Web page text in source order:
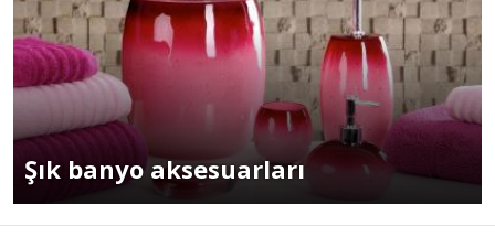
Şık banyo aksesuarları